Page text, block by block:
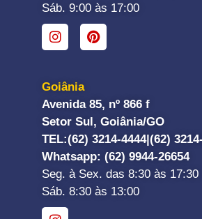
Sáb. 9:00 às 17:00
Goiânia
Avenida 85, nº 866 f
Setor Sul, Goiânia/GO
TEL:(62) 3214-4444|(62)
Whatsapp: (62) 9944-26654
Seg. à Sex. das 8:30 às 17:30
Sáb. 8:30 às 13:00